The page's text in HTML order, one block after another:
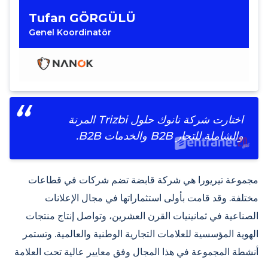
Tufan GÖRGÜLÜ
Genel Koordinatör
اختارت شركة نانوك حلول Trizbi المرنة
والشاملة للتجار B2B والخدمات B2B.
مجموعة تيريورا هي شركة قابضة تضم شركات في قطاعات
مختلفة. وقد قامت بأولى استثماراتها في مجال الإعلانات
الصناعية في ثمانينيات القرن العشرين، وتواصل إنتاج منتجات
الهوية المؤسسية للعلامات التجارية الوطنية والعالمية. وتستمر
أنشطة المجموعة في هذا المجال وفق معايير عالية تحت العلامة